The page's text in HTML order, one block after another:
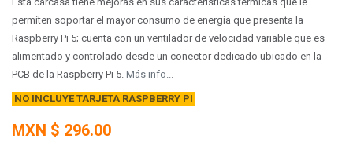
permiten soportar el mayor consumo de energía que presenta la
Raspberry Pi 5; cuenta con un ventilador de velocidad variable que es
alimentado y controlado desde un conector dedicado ubicado en la
PCB de la Raspberry Pi 5. Más info...
NO INCLUYE TARJETA RASPBERRY PI
MXN $ 296.00